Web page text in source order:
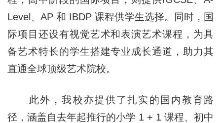
Level、AP 和 IBDP 课程供学生选择。同时，国
际项目还设有视觉艺术和表演艺术课程，为具
备艺术特长的学生搭建专业成长通道，助力其
直通全球顶级艺术院校。
此外，我校亦提供了扎实的国内教育路
径，涵盖自去年起推行的小学 1 + 1 课程、初中